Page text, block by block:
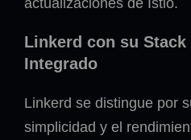
Linkerd con su
Integrado
Linkerd se distingue por
simplicidad y el